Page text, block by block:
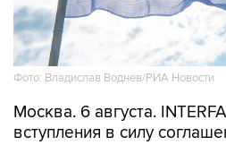
Фото: Владислав Воднев/РИА Новости
Москва. 6 августа.
вступления в силу